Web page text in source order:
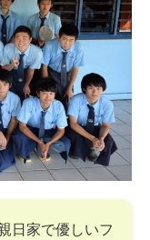
日家で優しいフ